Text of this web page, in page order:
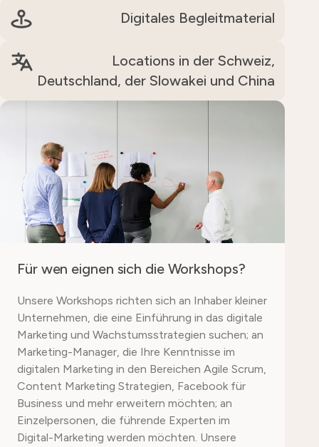
Digitales Begleitmaterial
Locations in der Schweiz,
Deutschland, der Slowakei und China
Für wen eignen sich die Workshops?
Unsere Workshops richten sich an Inhaber kleiner
Unternehmen, die eine Einführung in das digitale
Marketing und Wachstumsstrategien suchen; an
Marketing-Manager, die Ihre Kenntnisse im
digitalen Marketing in den Bereichen Agile Scrum,
Content Marketing Strategien, Facebook für
Business und mehr erweitern möchten; an
Einzelpersonen, die führende Experten im
Digital-Marketing werden möchten. Unsere